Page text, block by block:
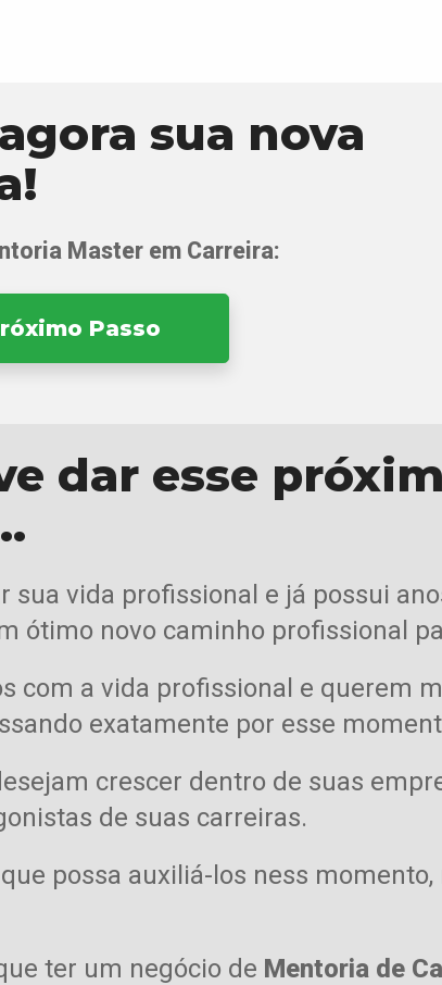
sua nova
Master em Carreira:
Passo
dar esse
sua vida profissional e já possui
ótimo novo caminho profissional
com a vida profissional e querem
exatamente por esse
crescer dentro de suas
de suas carreiras.
possa auxiliá-los ness momento,
ter um negócio de Mentoria de